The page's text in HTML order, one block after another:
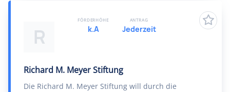
R
Richard M. Meyer Stiftung
Die Richard M. Meyer Stiftung will durch die
FÖRDERHÖHE
k.A
ANTRAG
Jederzeit